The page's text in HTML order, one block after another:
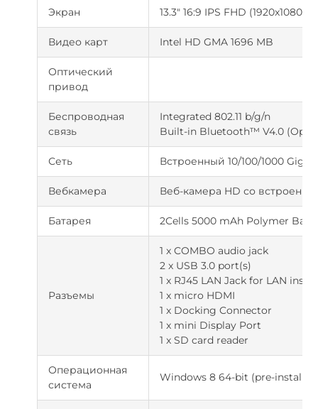
Экран 13.3" 16:9 IPS FHD (1920x1080)
Видео карт Intel HD GMA 1696 MB
Оптический
привод
Беспроводная
связь
Integrated 802.11 b/g/n
Built-in Bluetooth™ V4.0
Сеть Встроенный 10/100/1000
Вебкамера Веб-камера HD со
Батарея 2Cells 5000 mAh Polymer
Разъемы
1 x COMBO audio jack
2 x USB 3.0 port(s)
1 x RJ45 LAN Jack for LAN
1 x micro HDMI
1 x Docking Connector
1 x mini Display Port
1 x SD card reader
Операционная
система
Windows 8 64-bit (pre-